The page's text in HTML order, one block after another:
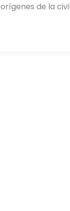
orígenes de la